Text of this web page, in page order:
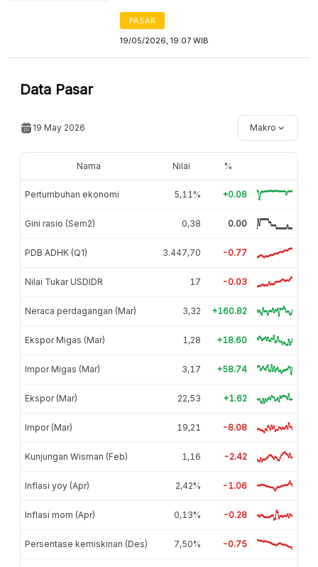
PASAR
19/05/2026, 19:07 WIB
Data Pasar
19 May 2026 Makro
Nama Nilai %
Pertumbuhan ekonomi 5,11% +0.08
Gini rasio (Sem2) 0,38 0.00
PDB ADHK (Q1) 3.447,70 -0.77
Nilai Tukar USDIDR 17 -0.03
Neraca perdagangan (Mar) 3,32 +160.82
Ekspor Migas (Mar) 1,28 +18.60
Impor Migas (Mar) 3,17 +58.74
Ekspor (Mar) 22,53 +1.62
Impor (Mar) 19,21 -8.08
Kunjungan Wisman (Feb) 1,16 -2.42
Inflasi yoy (Apr) 2,42% -1.06
Inflasi mom (Apr) 0,13% -0.28
Persentase kemiskinan (Des) 7,50% -0.75